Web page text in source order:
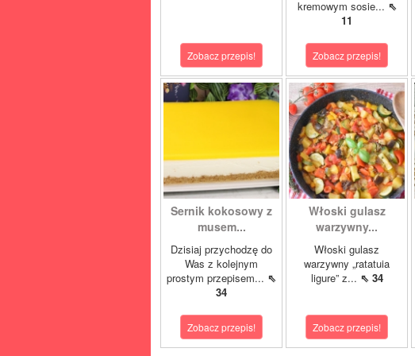
Zobacz przepis!
kremowym sosie... ⇖
11
Zobacz przepis!
Sernik kokosowy z
musem...
Dzisiaj przychodzę do
Was z kolejnym
prostym przepisem... ⇖
34
Zobacz przepis!
Włoski gulasz
warzywny...
Włoski gulasz
warzywny „ratatuia
ligure” z... ⇖ 34
Zobacz przepis!